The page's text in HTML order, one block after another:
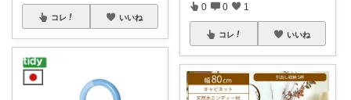
コレ いいね
0 0 1
コレ いいね